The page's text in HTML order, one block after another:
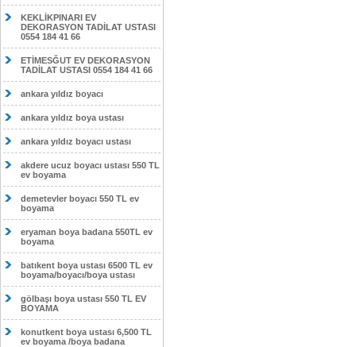
KEKLİKPINARI EV
DEKORASYON TADİLAT USTASI
0554 184 41 66
ETİMESĞUT EV DEKORASYON
TADİLAT USTASI 0554 184 41 66
ankara yıldız boyacı
ankara yıldız boya ustası
ankara yıldız boyacı ustası
akdere ucuz boyacı ustası 550 TL
ev boyama
demetevler boyacı 550 TL ev
boyama
eryaman boya badana 550TL ev
boyama
batıkent boya ustası 6500 TL ev
boyama/boyacı/boya ustası
gölbaşı boya ustası 550 TL EV
BOYAMA
konutkent boya ustası 6,500 TL
ev boyama /boya badana